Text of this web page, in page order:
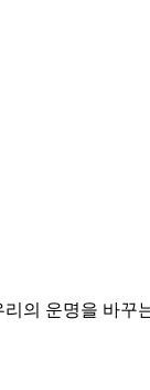
의 운명을 바꾸